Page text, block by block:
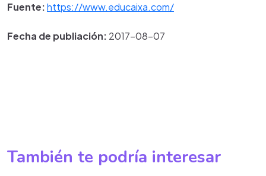
Fuente:https://www.educaixa.com/
Fecha de publiación: 2017-08-07
También te podría interesar